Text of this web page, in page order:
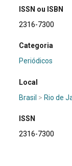
ISSN ou ISBN
2316-7300
Categoria
Periódicos
Local
Brasil > Rio de
ISSN
2316-7300